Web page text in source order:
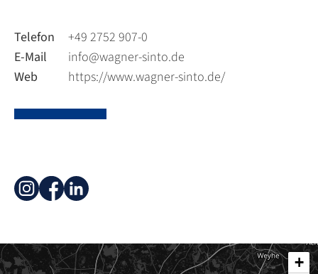
Telefon
+49 2752 907-0
E-Mail
info@wagner-sinto.de
Web
https://www.wagner-sinto.de/
+